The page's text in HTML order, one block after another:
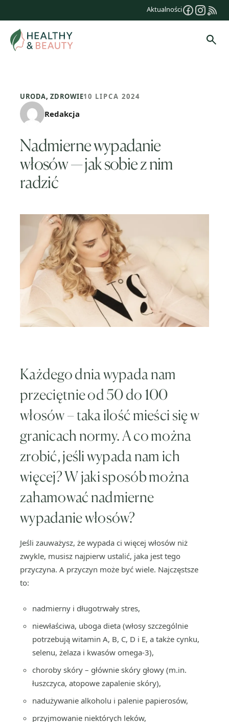
treści
Aktualności
URODA, ZDROWIE10 LIPCA 2024
Redakcja
Nadmierne wypadanie
włosów — jak sobie z nim
radzić
Każdego dnia wypada nam
przeciętnie od 50 do 100
włosów – taka ilość mieści się w
granicach normy. A co można
zrobić, jeśli wypada nam ich
więcej? W jaki sposób można
zahamować nadmierne
wypadanie włosów?
Jeśli zauważysz, że wypada ci więcej włosów niż
zwykle, musisz najpierw ustalić, jaka jest tego
przyczyna. A przyczyn może być wiele. Najczęstsze
to:
nadmierny i długotrwały stres,
niewłaściwa, uboga dieta (włosy szczególnie
potrzebują witamin A, B, C, D i E, a także cynku,
selenu, żelaza i kwasów omega-3),
choroby skóry – głównie skóry głowy (m.in.
łuszczyca, atopowe zapalenie skóry),
nadużywanie alkoholu i palenie papierosów,
przyjmowanie niektórych leków,